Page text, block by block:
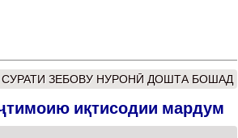
СУРАТИ ЗЕБОВУ НУРОНӢ ДОШТА БОШАД
иқтисодии мардум